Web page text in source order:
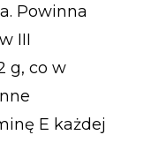
Powinna
III
g, co w
E każdej